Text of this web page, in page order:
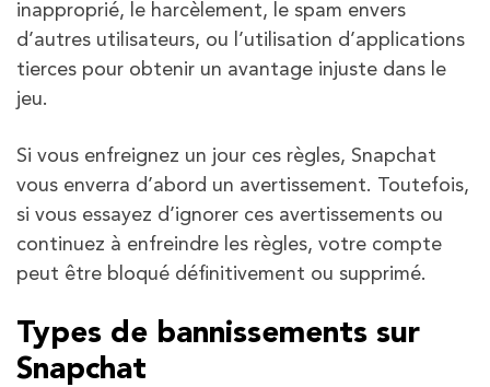
inapproprié, le harcèlement, le spam envers
d’autres utilisateurs, ou l’utilisation d’applications
tierces pour obtenir un avantage injuste dans le
jeu.
Si vous enfreignez un jour ces règles, Snapchat
vous enverra d’abord un avertissement. Toutefois,
si vous essayez d’ignorer ces avertissements ou
continuez à enfreindre les règles, votre compte
peut être bloqué définitivement ou supprimé.
Types de bannissements sur
Snapchat